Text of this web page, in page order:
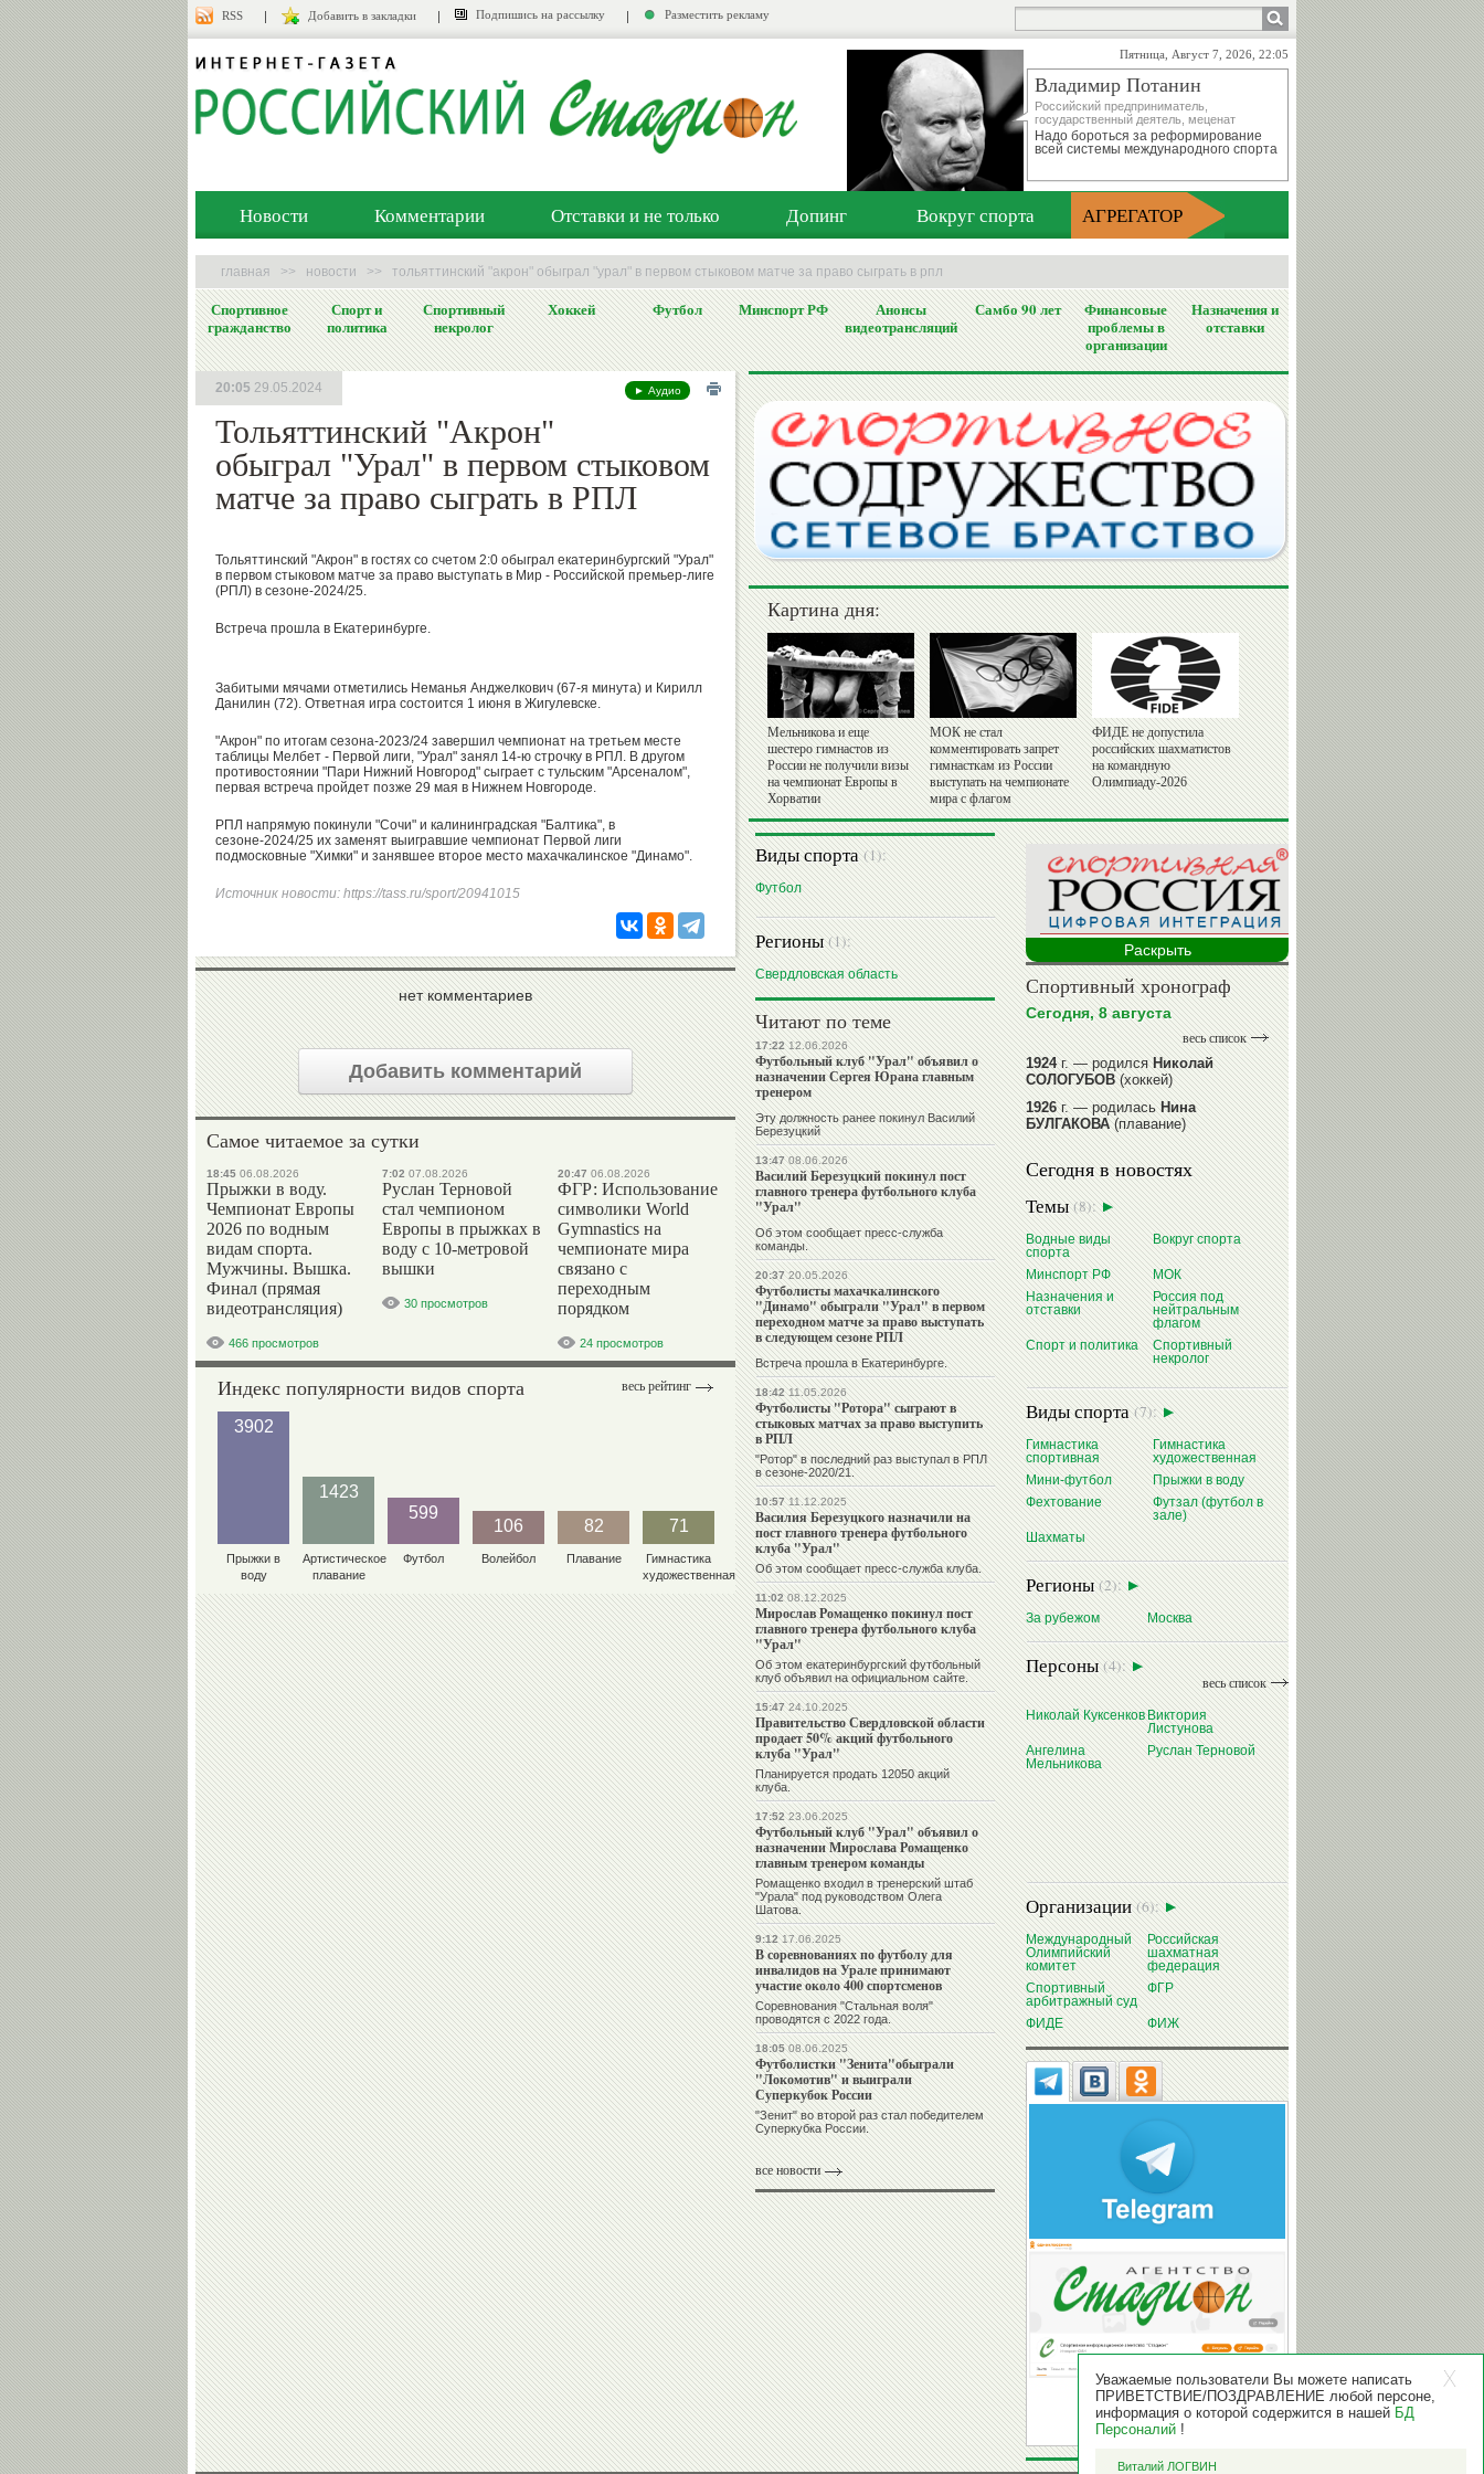
RSS Добавить в закладки Подпишись на рассылку Разместить рекламу
Пятница, Август 7, 2026, 22:05
Владимир Потанин
Российский предприниматель,
государственный деятель, меценат
Надо бороться за реформирование
всей системы международного спорта
Новости Комментарии Отставки и не только Допинг Вокруг спорта АГРЕГАТОР
главная >> новости >> тольяттинский "акрон" обыграл "урал" в первом стыковом матче за право сыграть в рпл
Спортивное
гражданство
Спорт и
политика
Спортивный
некролог
Хоккей Футбол Минспорт РФ
Анонсы
видеотрансляций
Самбо 90 лет
Финансовые
проблемы в
организации
Назначения и
отставки
► Аудио
Тольяттинский "Акрон"
обыграл "Урал" в первом стыковом
матче за право сыграть в РПЛ
20:05 29.05.2024
Тольяттинский "Акрон" в гостях со счетом 2:0 обыграл екатеринбургский "Урал"
в первом стыковом матче за право выступать в Мир - Российской премьер-лиге
(РПЛ) в сезоне-2024/25.
Встреча прошла в Екатеринбурге.
Забитыми мячами отметились Неманья Анджелкович (67-я минута) и Кирилл
Данилин (72). Ответная игра состоится 1 июня в Жигулевске.
"Акрон" по итогам сезона-2023/24 завершил чемпионат на третьем месте
таблицы Мелбет - Первой лиги, "Урал" занял 14-ю строчку в РПЛ. В другом
противостоянии "Пари Нижний Новгород" сыграет с тульским "Арсеналом",
первая встреча пройдет позже 29 мая в Нижнем Новгороде.
РПЛ напрямую покинули "Сочи" и калининградская "Балтика", в
сезоне-2024/25 их заменят выигравшие чемпионат Первой лиги
подмосковные "Химки" и занявшее второе место махачкалинское "Динамо".
Источник новости: https://tass.ru/sport/20941015
нет комментариев
Добавить комментарий
Самое читаемое за сутки
18:45 06.08.2026
Прыжки в воду.
Чемпионат Европы
2026 по водным
видам спорта.
Мужчины. Вышка.
Финал (прямая
видеотрансляция)
466 просмотров
7:02 07.08.2026
Руслан Терновой
стал чемпионом
Европы в прыжках в
воду с 10-метровой
вышки
30 просмотров
20:47 06.08.2026
ФГР: Использование
символики World
Gymnastics на
чемпионате мира
связано с
переходным
порядком
24 просмотров
весь рейтинг
Индекс популярности видов спорта
3902
Прыжки в
воду
1423
Артистическое
плавание
599
Футбол
106
Волейбол
82
Плавание
71
Гимнастика
художественная
Картина дня:
Мельникова и еще
шестеро гимнастов из
России не получили визы
на чемпионат Европы в
Хорватии
МОК не стал
комментировать запрет
гимнасткам из России
выступать на чемпионате
мира с флагом
ФИДЕ не допустила
российских шахматистов
на командную
Олимпиаду-2026
Виды спорта(1):
Футбол
Регионы(1):
Свердловская область
Читают по теме
17:2212.06.2026
Футбольный клуб "Урал" объявил о
назначении Сергея Юрана главным
тренером
Эту должность ранее покинул Василий
Березуцкий
13:4708.06.2026
Василий Березуцкий покинул пост
главного тренера футбольного клуба
"Урал"
Об этом сообщает пресс-служба
команды.
20:3720.05.2026
Футболисты махачкалинского
"Динамо" обыграли "Урал" в первом
переходном матче за право выступать
в следующем сезоне РПЛ
Встреча прошла в Екатеринбурге.
18:4211.05.2026
Футболисты "Ротора" сыграют в
стыковых матчах за право выступить
в РПЛ
"Ротор" в последний раз выступал в РПЛ
в сезоне-2020/21.
10:5711.12.2025
Василия Березуцкого назначили на
пост главного тренера футбольного
клуба "Урал"
Об этом сообщает пресс-служба клуба.
11:0208.12.2025
Мирослав Ромащенко покинул пост
главного тренера футбольного клуба
"Урал"
Об этом екатеринбургский футбольный
клуб объявил на официальном сайте.
15:4724.10.2025
Правительство Свердловской области
продает 50% акций футбольного
клуба "Урал"
Планируется продать 12050 акций
клуба.
17:5223.06.2025
Футбольный клуб "Урал" объявил о
назначении Мирослава Ромащенко
главным тренером команды
Ромащенко входил в тренерский штаб
"Урала" под руководством Олега
Шатова.
9:1217.06.2025
В соревнованиях по футболу для
инвалидов на Урале принимают
участие около 400 спортсменов
Соревнования "Стальная воля"
проводятся с 2022 года.
18:0508.06.2025
Футболистки "Зенита"обыграли
"Локомотив" и выиграли
Суперкубок России
"Зенит" во второй раз стал победителем
Суперкубка России.
все новости
Раскрыть
Спортивный хронограф
Сегодня, 8 августа
весь список
1924г. — родилсяНиколай
СОЛОГУБОВ(хоккей)
1926г. — родиласьНина
БУЛГАКОВА(плавание)
1941г. — родиласьРавиля
ПРОКОПЕНКО (САЛИМОВА)
(баскетбол)
1964г. — родилсяНиколай
ЖУРАВСКИЙ(гребля на байдарках
и каноэ)
1964г. — родилсяЮрий ХМЫЛЕВ
(хоккей)
читать далее
Сегодня в новостях
Темы(8):
Водные виды
спорта
Вокруг спорта
Минспорт РФ
МОК
Назначения и
отставки
Россия под
нейтральным
флагом
Спорт и политика
Спортивный
некролог
Виды спорта(7):
Гимнастика
спортивная
Гимнастика
художественная
Мини-футбол
Прыжки в воду
Фехтование
Футзал (футбол в
зале)
Шахматы
Регионы(2):
За рубежом Москва
Персоны(4):
весь список
Николай КуксенковВиктория
Листунова
Ангелина
Мельникова
Руслан Терновой
Организации(6):
Международный
Олимпийский
комитет
Российская
шахматная
федерация
Спортивный
арбитражный суд
ФГР
ФИДЕ ФИЖ
Уважаемые пользователи Вы можете написать
ПРИВЕТСТВИЕ/ПОЗДРАВЛЕНИЕ любой персоне,
информация о которой содержится в нашей БД
Персоналий !
Виталий ЛОГВИН